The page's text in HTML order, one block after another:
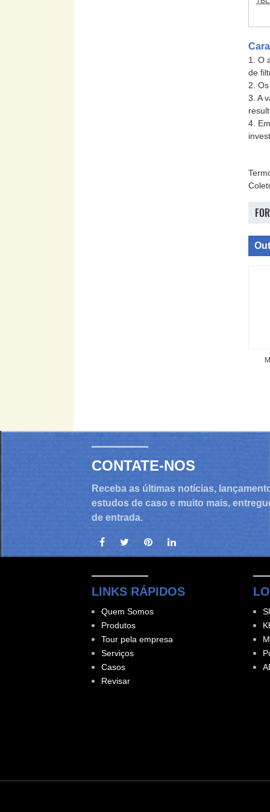
1. O
de
2.
3. A
4.
CONTATE-NOS
Receba as últimas notícias,
estudos de caso e muito mais,
de entrada.
LINKS RÁPIDOS
Quem Somos
Produtos
Tour pela empresa
Serviços
Casos
Revisar